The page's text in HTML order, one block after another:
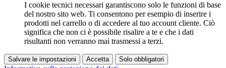
I cookie tecnici necessari garantiscono solo le funzioni di base
del nostro sito web. Ti consentono per esempio di inserire i
prodotti nel carrello o di accedere al tuo account cliente. Ciò
significa che non ci è possibile risalire a te e che i dati
risultanti non verranno mai trasmessi a terzi.
Salvare le impostazioni Accetta Solo obbligatori